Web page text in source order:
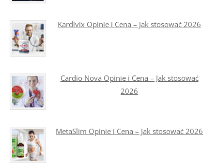
Kardivix Opinie i Cena – Jak stosować 2026
Cardio Nova Opinie i Cena – Jak stosować
2026
MetaSlim Opinie i Cena – Jak stosować 2026